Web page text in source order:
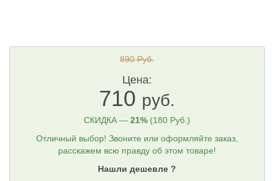
890 Руб.
Цена:
710 руб.
СКИДКА — 21% (180 Руб.)
Отличный выбор! Звоните или оформляйте заказ,
расскажем всю правду об этом товаре!
Нашли дешевле ?